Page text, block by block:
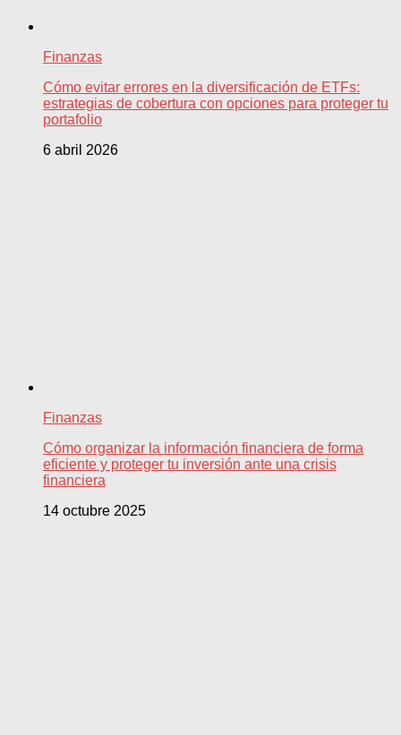
Finanzas
Cómo evitar errores en la diversificación de ETFs:
estrategias de cobertura con opciones para proteger tu
portafolio
6 abril 2026
Finanzas
Cómo organizar la información financiera de forma
eficiente y proteger tu inversión ante una crisis
financiera
14 octubre 2025